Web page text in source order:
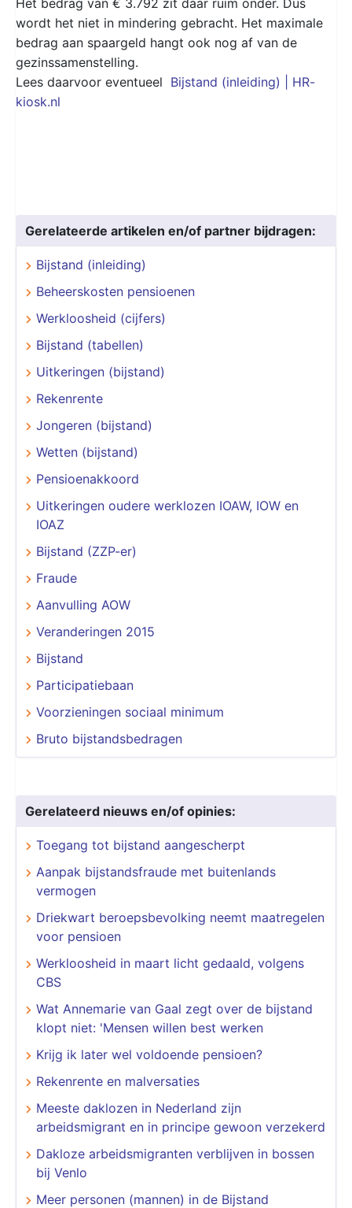
wordt het niet in mindering gebracht. Het maximale
bedrag aan spaargeld hangt ook nog af van de
gezinssamenstelling.
Lees daarvoor eventueel Bijstand (inleiding) | HR-
kiosk.nl
Gerelateerde artikelen en/of partner bijdragen:
Bijstand (inleiding)
Beheerskosten pensioenen
Werkloosheid (cijfers)
Bijstand (tabellen)
Uitkeringen (bijstand)
Rekenrente
Jongeren (bijstand)
Wetten (bijstand)
Pensioenakkoord
Uitkeringen oudere werklozen IOAW, IOW en
IOAZ
Bijstand (ZZP-er)
Fraude
Aanvulling AOW
Veranderingen 2015
Bijstand
Participatiebaan
Voorzieningen sociaal minimum
Bruto bijstandsbedragen
Gerelateerd nieuws en/of opinies:
Toegang tot bijstand aangescherpt
Aanpak bijstandsfraude met buitenlands
vermogen
Driekwart beroepsbevolking neemt maatregelen
voor pensioen
Werkloosheid in maart licht gedaald, volgens
CBS
Wat Annemarie van Gaal zegt over de bijstand
klopt niet: 'Mensen willen best werken
Krijg ik later wel voldoende pensioen?
Rekenrente en malversaties
Meeste daklozen in Nederland zijn
arbeidsmigrant en in principe gewoon verzekerd
Dakloze arbeidsmigranten verblijven in bossen
bij Venlo
Meer personen (mannen) in de Bijstand